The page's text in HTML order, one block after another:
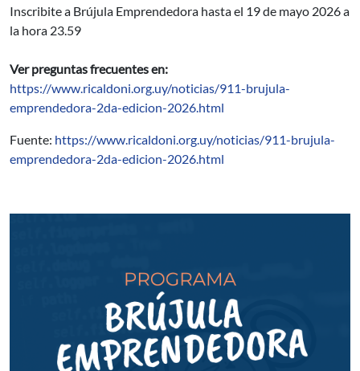
Inscribite a Brújula Emprendedora hasta el 19 de mayo 2026 a
la hora 23.59
Ver preguntas frecuentes en:
https://www.ricaldoni.org.uy/noticias/911-brujula-
emprendedora-2da-edicion-2026.html
Fuente: https://www.ricaldoni.org.uy/noticias/911-brujula-
emprendedora-2da-edicion-2026.html